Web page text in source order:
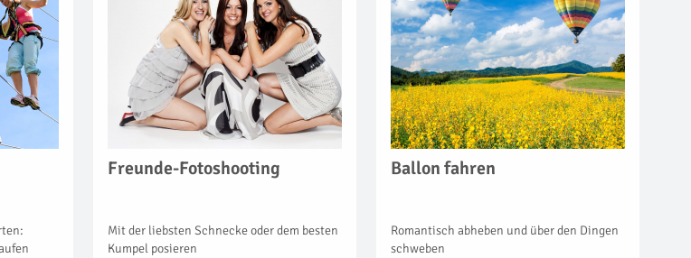
Freunde-Fotoshooting
Mit der liebsten Schnecke oder dem besten
Kumpel posieren
Ballon fahren
Romantisch abheben und über den Dingen
schweben